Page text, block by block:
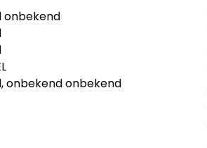
onbekend
onbekend onbekend